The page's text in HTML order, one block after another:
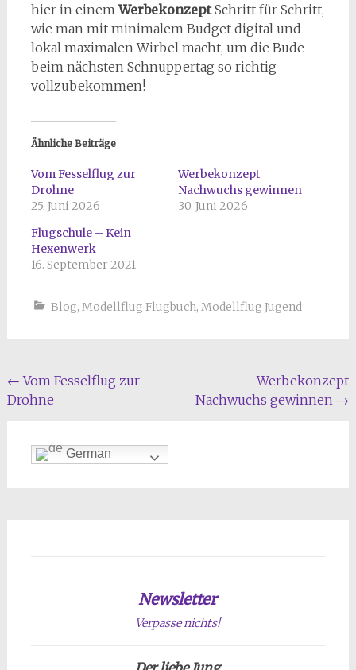
hier in einemWerbekonzeptSchritt für Schritt,
wie man mit minimalem Budget digital und
lokal maximalen Wirbel macht, um die Bude
beim nächsten Schnuppertag so richtig
vollzubekommen!
Ähnliche Beiträge
Vom Fesselflug zur
Drohne
25. Juni 2026
Werbekonzept
Nachwuchs gewinnen
30. Juni 2026
Flugschule – Kein
Hexenwerk
16. September 2021
Blog, Modellflug Flugbuch, Modellflug Jugend
Beitragsnavigation
← Vom Fesselflug zur
Drohne
Werbekonzept
Nachwuchs gewinnen →
German
Newsletter
Verpasse nichts!